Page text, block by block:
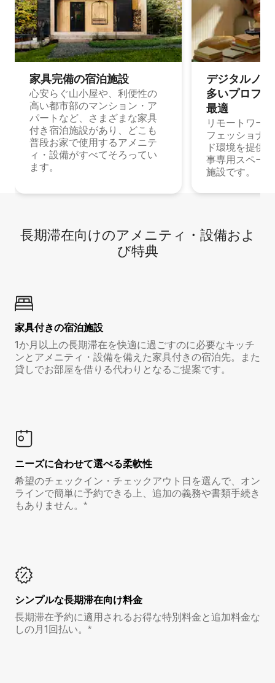
家具完備の宿⁠泊⁠施⁠設
心安らぐ山小屋や、利便性の
高い都市部のマンション・ア
パートなど、さまざまな家具
付き宿泊施設があり、どこも
普段お家で使用するアメニテ
ィ・設備がすべてそろってい
ます。
デジタルノ
多⁠いプ⁠ロ⁠フ⁠
最⁠適
リモートワー
フェッショナ
ド環境を提供
事専用スペー
施設です。
長期滞在向け⁠のア⁠メ⁠ニ⁠テ⁠ィ⁠・設⁠備⁠およ
び特⁠典
家具付き⁠の宿⁠泊⁠施⁠設
1か月以上の長期滞在を快適に過ごすのに必要なキッチ
ンとアメニティ・設備を備えた家具付きの宿泊先。また
貸しでお部屋を借りる代わりとなるご提案です。
ニーズに合わせて選べる柔軟性
希望のチェックイン・チェックアウト日を選んで、オン
ラインで簡単に予約できる上、追加の義務や書類手続き
もありません。*
シンプルな長期滞在向け料金
長期滞在予約に適用されるお得な特別料金と追加料金な
しの月1回払い。*